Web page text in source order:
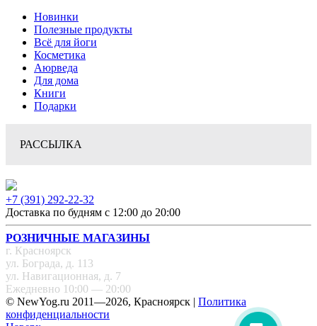
Новинки
Полезные продукты
Всё для йоги
Косметика
Аюрведа
Для дома
Книги
Подарки
РАССЫЛКА
+7 (391) 292-22-32
Доставка по будням с 12:00 до 20:00
РОЗНИЧНЫЕ МАГАЗИНЫ
г. Красноярск
ул. Бограда, д. 113
ул. Навигационная, д. 7
Ежедневно 10:00 — 20:00
© NewYog.ru 2011—2026, Красноярск | Политика
конфиденциальности